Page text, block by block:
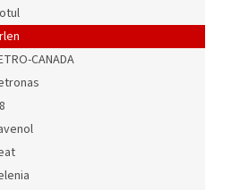
CANADA